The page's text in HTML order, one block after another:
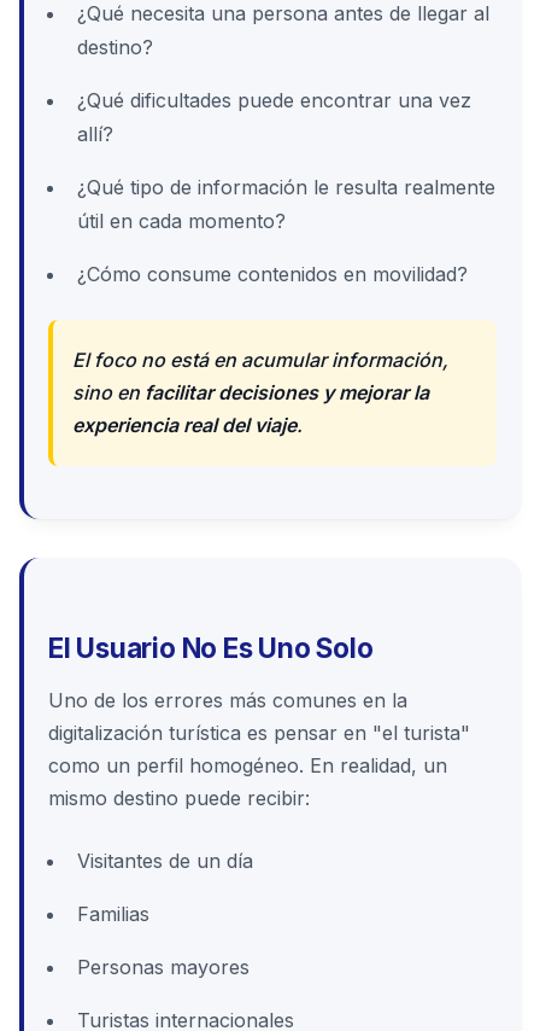
¿Qué necesita una persona antes de llegar al
destino?
¿Qué dificultades puede encontrar una vez
allí?
¿Qué tipo de información le resulta realmente
útil en cada momento?
¿Cómo consume contenidos en movilidad?
El foco no está en acumular información,
sino en facilitar decisiones y mejorar la
experiencia real del viaje.
El Usuario No Es Uno Solo
Uno de los errores más comunes en la
digitalización turística es pensar en "el turista"
como un perfil homogéneo. En realidad, un
mismo destino puede recibir:
Visitantes de un día
Familias
Personas mayores
Turistas internacionales